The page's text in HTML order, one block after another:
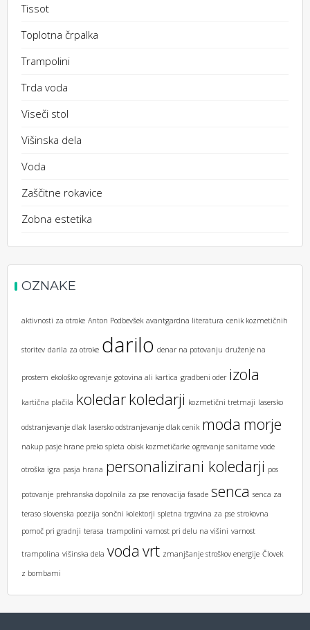
Tissot
Toplotna črpalka
Trampolini
Trda voda
Viseči stol
Višinska dela
Voda
Zaščitne rokavice
Zobna estetika
OZNAKE
aktivnosti za otroke Anton Podbevšek avantgardna literatura cenik kozmetičnih
storitev darila za otroke darilo denar na potovanju druženje na
prostem ekološko ogrevanje gotovina ali kartica gradbeni oder izola
kartična plačila koledarkoledarji kozmetični tretmaji lasersko
odstranjevanje dlak lasersko odstranjevanje dlak cenik moda morje
nakup pasje hrane preko spleta obisk kozmetičarke ogrevanje sanitarne vode
otroška igra pasja hrana personalizirani koledarji pos
potovanje prehranska dopolnila za pse renovacija fasade senca senca za
teraso slovenska poezija sončni kolektorji spletna trgovina za pse strokovna
pomoč pri gradnji terasa trampolini varnost pri delu na višini varnost
trampolina višinska dela voda vrt zmanjšanje stroškov energije Človek
z bombami